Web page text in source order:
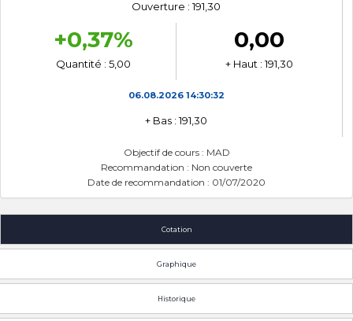
Ouverture : 191,30
+0,37%
Quantité : 5,00
0,00
+ Haut : 191,30
06.08.2026 14:30:32
+ Bas : 191,30
Objectif de cours : MAD
Recommandation : Non couverte
Date de recommandation : 01/07/2020
Cotation
Graphique
Historique